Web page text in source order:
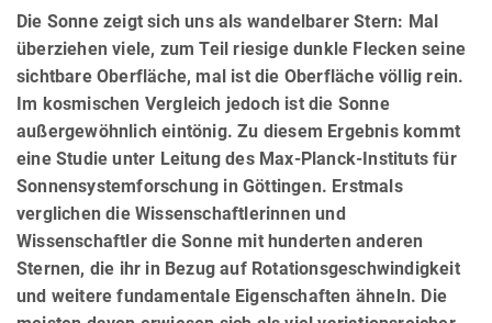
Die Sonne zeigt sich uns als wandelbarer Stern: Mal
überziehen viele, zum Teil riesige dunkle Flecken seine
sichtbare Oberfläche, mal ist die Oberfläche völlig rein.
Im kosmischen Vergleich jedoch ist die Sonne
außergewöhnlich eintönig. Zu diesem Ergebnis kommt
eine Studie unter Leitung des Max-Planck-Instituts für
Sonnensystemforschung in Göttingen. Erstmals
verglichen die Wissenschaftlerinnen und
Wissenschaftler die Sonne mit hunderten anderen
Sternen, die ihr in Bezug auf Rotationsgeschwindigkeit
und weitere fundamentale Eigenschaften ähneln. Die